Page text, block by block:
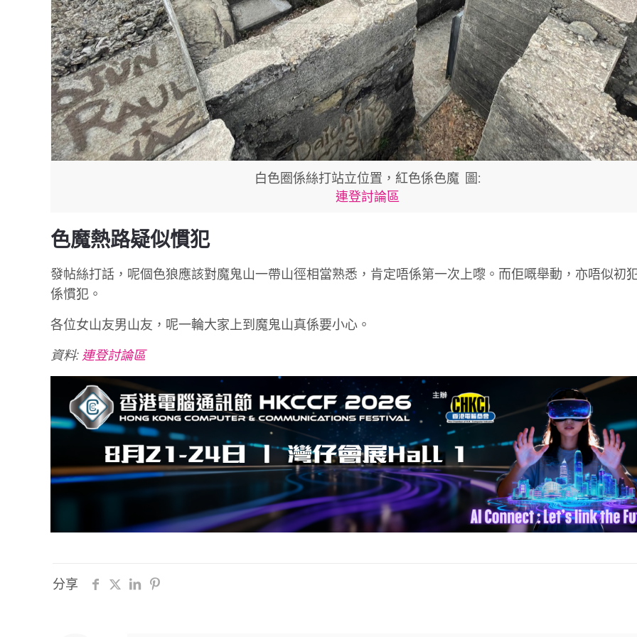
白色圈係絲打站立位置，紅色係色魔 圖:
連登討論區
色魔熱路疑似慣犯
發帖絲打話，呢個色狼應該對魔鬼山一帶山徑相當熟悉，肯定唔係第一次上嚟。而佢嘅舉動，亦唔似初
係慣犯。
各位女山友男山友，呢一輪大家上到魔鬼山真係要小心。
資料: 連登討論區
分享